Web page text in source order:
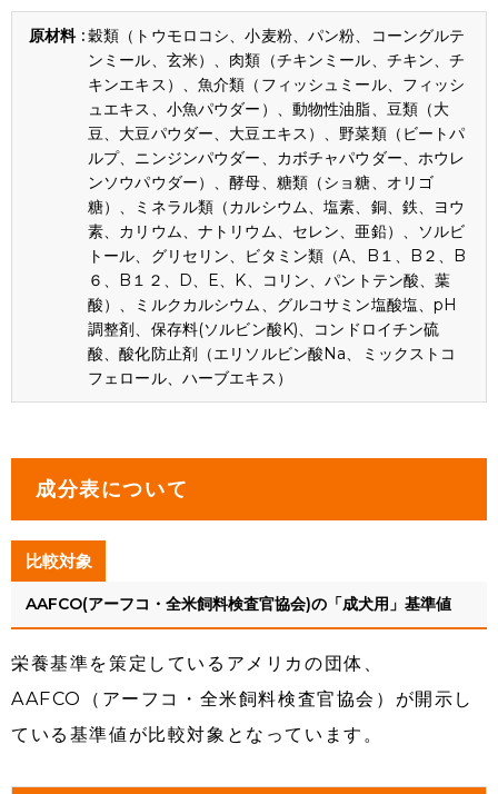
穀類（トウモロコシ、小麦粉、パン粉、コーングルテ
ンミール、玄米）、肉類（チキンミール、チキン、チ
キンエキス）、魚介類（フィッシュミール、フィッシ
ュエキス、小魚パウダー）、動物性油脂、豆類（大
豆、大豆パウダー、大豆エキス）、野菜類（ビートパ
ルプ、ニンジンパウダー、カボチャパウダー、ホウレ
ンソウパウダー）、酵母、糖類（ショ糖、オリゴ
糖）、ミネラル類（カルシウム、塩素、銅、鉄、ヨウ
素、カリウム、ナトリウム、セレン、亜鉛）、ソルビ
トール、グリセリン、ビタミン類（A、B１、B２、B
６、B１２、D、E、K、コリン、パントテン酸、葉
酸）、ミルクカルシウム、グルコサミン塩酸塩、pH
調整剤、保存料(ソルビン酸K)、コンドロイチン硫
酸、酸化防止剤（エリソルビン酸Na、ミックストコ
フェロール、ハーブエキス）
成分表について
比較対象
AAFCO(アーフコ・全米飼料検査官協会)の「成犬用」基準値
栄養基準を策定しているアメリカの団体、
AAFCO（アーフコ・全米飼料検査官協会）が開示し
ている基準値が比較対象となっています。